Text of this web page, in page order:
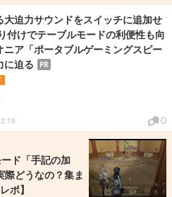
大迫力サウンドをスイッチに追加せ
付けでテーブルモードの利便性も向
ニア「ポータブルゲーミングスピー
に迫る
PR
0
ド「手記の加
どうなの？集ま
ポ】